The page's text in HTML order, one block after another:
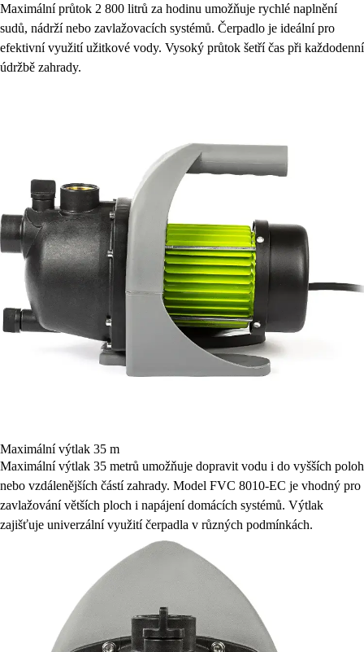
Maximální průtok 2 800 litrů za hodinu umožňuje rychlé naplnění
sudů, nádrží nebo zavlažovacích systémů. Čerpadlo je ideální pro
efektivní využití užitkové vody. Vysoký průtok šetří čas při každodenní
údržbě zahrady.
Maximální výtlak 35 m
Maximální výtlak 35 metrů umožňuje dopravit vodu i do vyšších poloh
nebo vzdálenějších částí zahrady. Model FVC 8010-EC je vhodný pro
zavlažování větších ploch i napájení domácích systémů. Výtlak
zajišťuje univerzální využití čerpadla v různých podmínkách.